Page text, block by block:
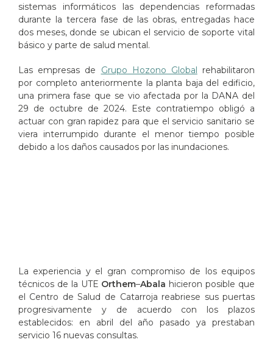
sistemas informáticos las dependencias reformadas
durante la tercera fase de las obras, entregadas hace
dos meses, donde se ubican el servicio de soporte vital
básico y parte de salud mental.
Las empresas de Grupo Hozono Global rehabilitaron
por completo anteriormente la planta baja del edificio,
una primera fase que se vio afectada por la DANA del
29 de octubre de 2024. Este contratiempo obligó a
actuar con gran rapidez para que el servicio sanitario se
viera interrumpido durante el menor tiempo posible
debido a los daños causados por las inundaciones.
La experiencia y el gran compromiso de los equipos
técnicos de la UTE Orthem–Abala hicieron posible que
el Centro de Salud de Catarroja reabriese sus puertas
progresivamente y de acuerdo con los plazos
establecidos: en abril del año pasado ya prestaban
servicio 16 nuevas consultas.